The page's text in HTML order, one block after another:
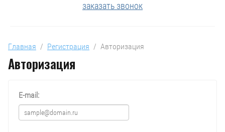
заказать звонок
Главная
  /
Регистрация
  /  Авторизация
Авторизация
E-mail: